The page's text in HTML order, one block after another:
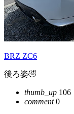
BRZ ZC6
後ろ姿🤣
thumb_up 106
comment0